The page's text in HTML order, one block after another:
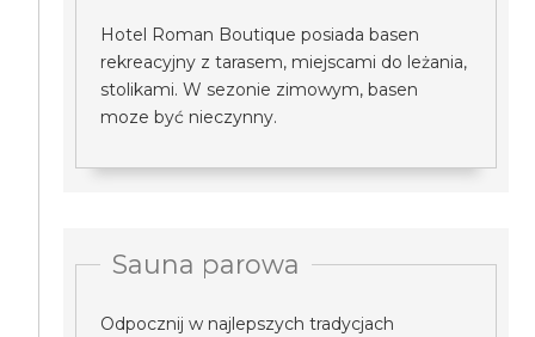
Hotel Roman Boutique posiada basen
rekreacyjny z tarasem, miejscami do leżania,
stolikami. W sezonie zimowym, basen
moze być nieczynny.
Sauna parowa
Odpocznij w najlepszych tradycjach